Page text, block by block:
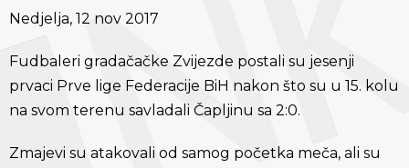
Nedjelja, 12 nov 2017
Fudbaleri gradačačke Zvijezde postali su jesenji
prvaci Prve lige Federacije BiH nakon što su u 15. kolu
na svom terenu savladali Čapljinu sa 2:0.
Zmajevi su atakovali od samog početka meča, ali su